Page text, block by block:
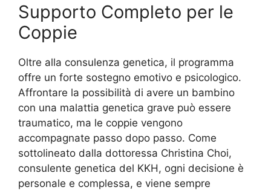
Supporto Completo per le
Coppie
Oltre alla consulenza genetica, il programma
offre un forte sostegno emotivo e psicologico.
Affrontare la possibilità di avere un bambino
con una malattia genetica grave può essere
traumatico, ma le coppie vengono
accompagnate passo dopo passo. Come
sottolineato dalla dottoressa Christina Choi,
consulente genetica del KKH, ogni decisione è
personale e complessa, e viene sempre